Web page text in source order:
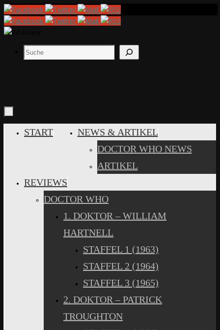
Zum
Inhalt
springen
Suchen
INHALT
START
NEWS & ARTIKEL
DOCTOR WHO NEWS
ARTIKEL
REVIEWS
DOCTOR WHO
1. DOKTOR – WILLIAM
HARTNELL
STAFFEL 1 (1963)
STAFFEL 2 (1964)
STAFFEL 3 (1965)
2. DOKTOR – PATRICK
TROUGHTON